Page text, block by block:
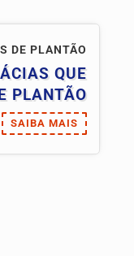
DE PLANTÃO
QUE
PLANTÃO
SAIBA MAIS